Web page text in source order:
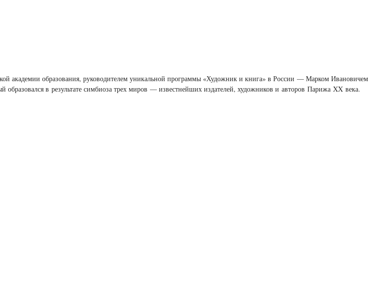
академии образования, руководителем уникальной программы «Художник и книга» в России — Марком Ивановичем
в результате симбиоза трех миров — известнейших издателей, художников и авторов Парижа XX века.